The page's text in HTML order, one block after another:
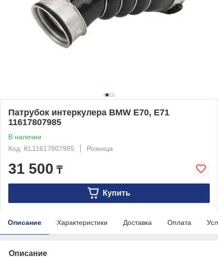
Патрубок интеркулера BMW E70, E71
11617807985
В наличии
Код: KL11617807985
Розница
31 500 ₸
Купить
Описание Характеристики Доставка Оплата
Описание